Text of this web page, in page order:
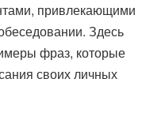
привлекающими
Здесь
фраз, которые
своих личных